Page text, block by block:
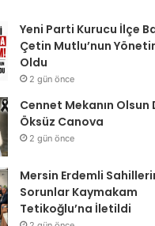
Yeni Parti Kurucu İlçe
Çetin Mutlu’nun
Oldu
2 gün önce
Cennet Mekanın Olsun
Öksüz Canova
2 gün önce
Mersin Erdemli
Sorunlar Kaymakam
Tetikoğlu’na İletildi